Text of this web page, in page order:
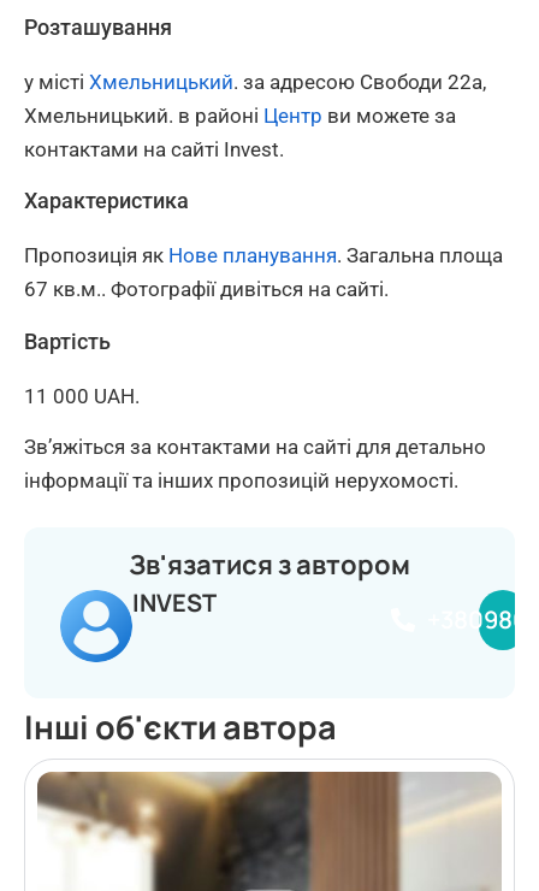
Розташування
у місті Хмельницький. за адресою Свободи 22а,
Хмельницький. в районі Центр ви можете за
контактами на сайті Invest.
Характеристика
Пропозиція як Нове планування. Загальна площа
67 кв.м.. Фотографії дивіться на сайті.
Вартість
11 000 UAH.
Зв’яжіться за контактами на сайті для детально
інформації та інших пропозицій нерухомості.
Зв'язатися з автором
INVEST
Інші об'єкти автора